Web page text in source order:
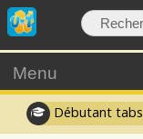
Menu
Débutant tabs